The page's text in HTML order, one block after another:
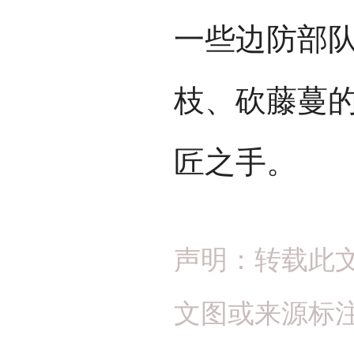
一些边防部
枝、砍藤蔓
匠之手。
声明：转载此
文图或来源标